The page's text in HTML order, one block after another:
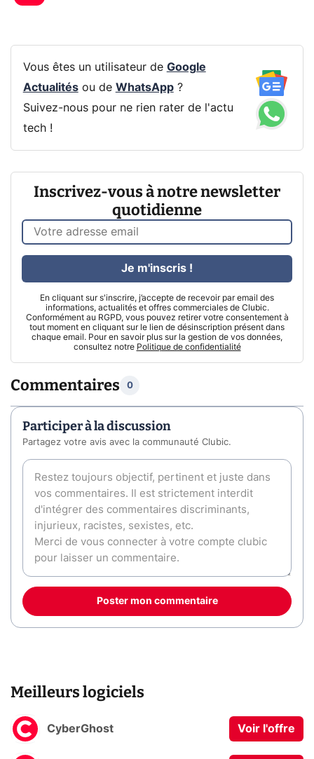
Vous êtes un utilisateur de Google
Actualitésou de WhatsApp?
Suivez-nous pour ne rien rater de l'actu
tech !
Inscrivez-vous à notre newsletter
quotidienne
En cliquant sur s'inscrire, j’accepte de recevoir par email des
informations, actualités et offres commerciales de Clubic.
Conformément au RGPD, vous pouvez retirer votre consentement à
tout moment en cliquant sur le lien de désinscription présent dans
chaque email. Pour en savoir plus sur la gestion de vos données,
consultez notre Politique de confidentialité
Je m'inscris !
Commentaires 0
Participer à la discussion
Partagez votre avis avec la communauté Clubic.
Poster mon commentaire
Meilleurs logiciels
CyberGhost Voir l'offre